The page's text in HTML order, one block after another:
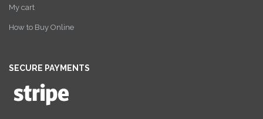
My cart
How to Buy Online
SECURE PAYMENTS